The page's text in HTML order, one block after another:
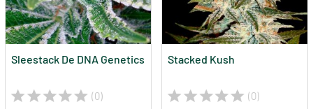
Sleestack De DNA Genetics
(0)
Stacked Kush
(0)